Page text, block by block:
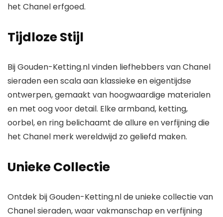
het Chanel erfgoed.
Tijdloze Stijl
BijGouden-Ketting.nlvinden liefhebbers vanChanel
sieradeneen scala aan klassieke en eigentijdse
ontwerpen, gemaakt van hoogwaardige materialen
en met oog voor detail. Elke armband, ketting,
oorbel, en ring belichaamt de allure en verfijning die
het Chanel merk wereldwijd zo geliefd maken.
Unieke Collectie
Ontdek bij Gouden-Ketting.nl de unieke collectie van
Chanel sieraden, waar vakmanschap en verfijning